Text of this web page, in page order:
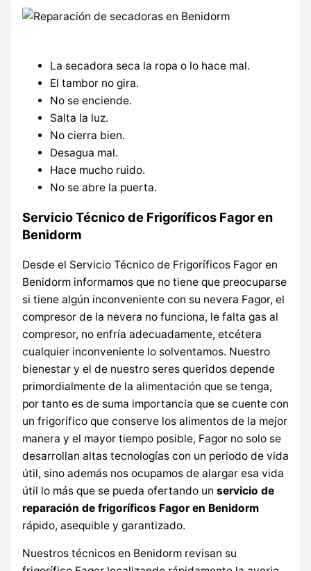
La secadora seca la ropa o lo hace mal.
El tambor no gira.
No se enciende.
Salta la luz.
No cierra bien.
Desagua mal.
Hace mucho ruido.
No se abre la puerta.
Servicio Técnico de Frigoríficos Fagor en
Benidorm
Desde el Servicio Técnico de Frigoríficos Fagor en
Benidorm informamos que no tiene que preocuparse
si tiene algún inconveniente con su nevera Fagor, el
compresor de la nevera no funciona, le falta gas al
compresor, no enfría adecuadamente, etcétera
cualquier inconveniente lo solventamos. Nuestro
bienestar y el de nuestro seres queridos depende
primordialmente de la alimentación que se tenga,
por tanto es de suma importancia que se cuente con
un frigorífico que conserve los alimentos de la mejor
manera y el mayor tiempo posible, Fagor no solo se
desarrollan altas tecnologías con un periodo de vida
útil, sino además nos ocupamos de alargar esa vida
útil lo más que se pueda ofertando un servicio de
reparación de frigoríficos Fagor en Benidorm
rápido, asequible y garantizado.
Nuestros técnicos en Benidorm revisan su